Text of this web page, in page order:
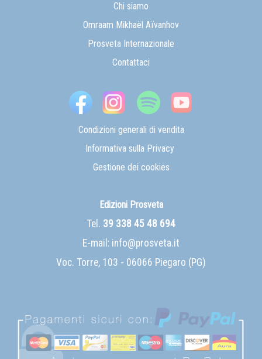
Chi siamo
Omraam Mikhaël Aïvanhov
Prosveta Internazionale
Contattaci
Condizioni generali di vendita
Informativa sulla Privacy
Gestione dei cookies
Edizioni Prosveta
Tel. 39 338 45 48 694
E-mail: info@prosveta.it
Voc. Torre, 103 - 06066 Piegaro (PG)